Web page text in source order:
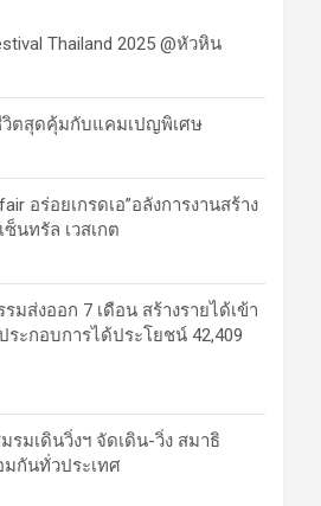
Thailand 2025 @หัวหิน
วิตสุดคุ้มกับแคมเปญพิเศษ
อร่อยเกรดเอ”อลังการงานสร้าง
นทรัล เวสเกต
มส่งออก 7 เดือน สร้างรายได้เข้า
ะกอบการได้ประโยชน์ 42,409
มเดินวิ่งฯ จัดเดิน-วิ่ง สมาธิ
กันทั่วประเทศ